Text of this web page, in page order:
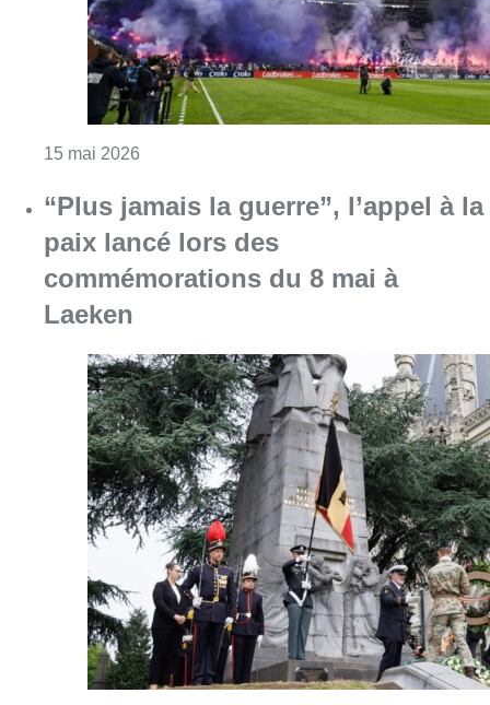
Laeken
08 mai 2026Consulter l'article "“Plus jamais la guerre”,
Bagarre sur la place Émile
Bockstael: trois blessés
transportés à l’hôpital